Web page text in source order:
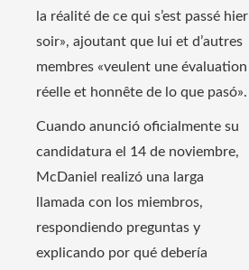
la réalité de ce qui s’est passé hier
soir», ajoutant que lui et d’autres
membres «veulent une évaluation
réelle et honnête de lo que pasó».
Cuando anunció oficialmente su
candidatura el 14 de noviembre,
McDaniel realizó una larga
llamada con los miembros,
respondiendo preguntas y
explicando por qué debería